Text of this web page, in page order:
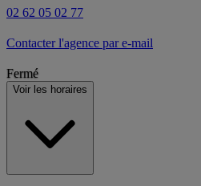
02 62 05 02 77
Contacter l'agence par e-mail
Fermé
Voir les horaires